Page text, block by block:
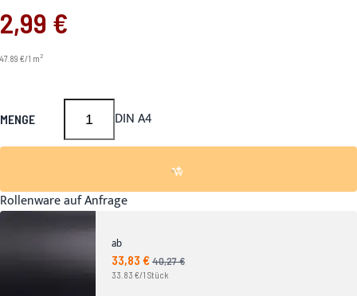
2,99 €
47.89 €/1 m2
MENGE DIN A4
Rollenware auf Anfrage
ab
Angebotspreis
33,83 €UVP
40,27 €
33.83 €/1 Stück